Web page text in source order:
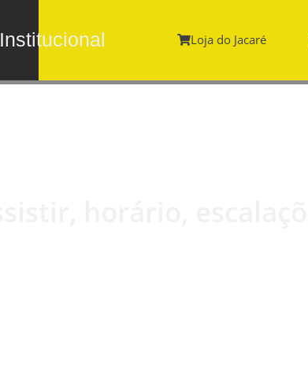
Institucional Loja do Jacaré